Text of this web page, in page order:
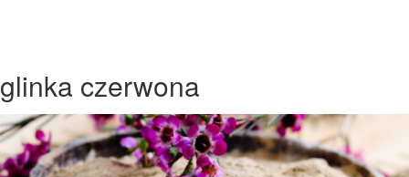
glinka czerwona